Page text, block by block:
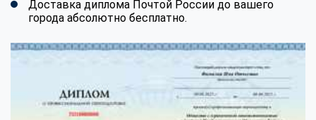
Доставка диплома Почтой России до вашего
города абсолютно бесплатно.